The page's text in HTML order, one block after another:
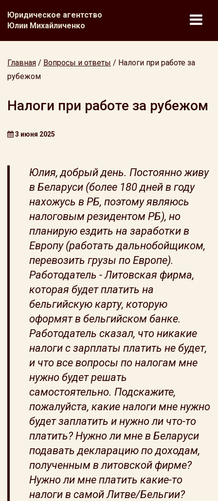
Юридическое агентство
Юлии Михайличенко
Главная / Вопросы и ответы / Налоги при работе за
рубежом
Налоги при работе за рубежом
3 июня 2025
Юлия, добрый день. Постоянно живу
в Беларуси (более 180 дней в году
нахожусь в РБ, поэтому являюсь
налоговым резидентом РБ), но
планирую ездить на заработки в
Европу (работать дальнобойщиком,
перевозить грузы по Европе).
Работодатель - Литовская фирма,
которая будет платить на
бельгийскую карту, которую
оформят в бельгийском банке.
Работодатель сказал, что никакие
налоги с зарплаты платить не будет,
и что все вопросы по налогам мне
нужно будет решать
самостоятельно. Подскажите,
пожалуйста, какие налоги мне нужно
будет заплатить и нужно ли что-то
платить? Нужно ли мне в Беларуси
подавать декларацию по доходам,
полученным в литовской фирме?
Нужно ли мне платить какие-то
налоги в самой Литве/Бельгии?